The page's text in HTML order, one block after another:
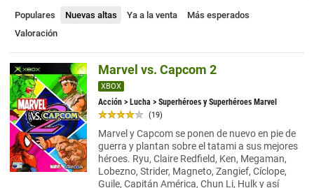
Populares Nuevas altas Ya a la venta
Más esperados
Valoración
Marvel vs. Capcom 2
XBOX
Acción > Lucha > Superhéroes y Superhéroes Marvel
(19)
Marvel y Capcom se ponen de nuevo en pie de
guerra y plantan sobre el tatami a sus mejores
héroes. Ryu, Claire Redfield, Ken, Megaman,
Lobezno, Strider, Magneto, Zangief, Cíclope,
Guile, Capitán América, Chun Li, Hulk y así